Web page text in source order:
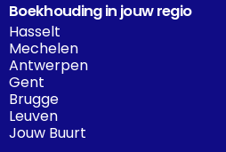
Boekhouding in jouw regio
Hasselt
Mechelen
Antwerpen
Gent
Brugge
Leuven
Jouw Buurt